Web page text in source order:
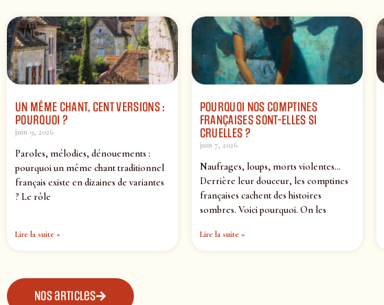
UN MÊME CHANT, CENT VERSIONS :
POURQUOI ?
juin 9, 2026
Paroles, mélodies, dénouements :
pourquoi un même chant traditionnel
français existe en dizaines de variantes
? Le rôle
Lire la suite »
POURQUOI NOS COMPTINES
FRANÇAISES SONT-ELLES SI
CRUELLES ?
juin 7, 2026
Naufrages, loups, morts violentes…
Derrière leur douceur, les comptines
françaises cachent des histoires
sombres. Voici pourquoi. On les
Lire la suite »
Nos articles